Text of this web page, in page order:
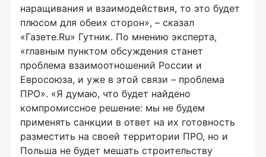
наращивания и взаимодействия, то это будет
плюсом для обеих сторон», – сказал
«Газете.Ru» Гутник. По мнению эксперта,
«главным пунктом обсуждения станет
проблема взаимоотношений России и
Евросоюза, и уже в этой связи – проблема
ПРО». «Я думаю, что будет найдено
компромиссное решение: мы не будем
применять санкции в ответ на их готовность
разместить на своей территории ПРО, но и
Польша не будет мешать строительству